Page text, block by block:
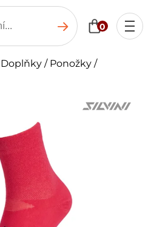
0
Doplňky / Ponožky /